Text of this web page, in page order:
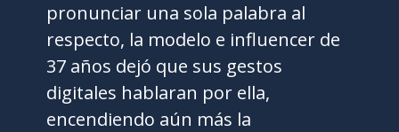
pronunciar una sola palabra al
respecto, la modelo e influencer de
37 años dejó que sus gestos
digitales hablaran por ella,
encendiendo aún más la